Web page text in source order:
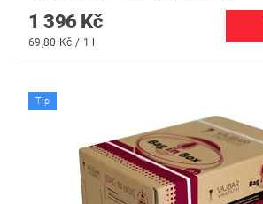
1 396 Kč
69,80 Kč / 1 l
Tip